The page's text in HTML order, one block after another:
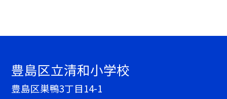
豊島区立清和小学校
豊島区巣鴨3丁目14-1